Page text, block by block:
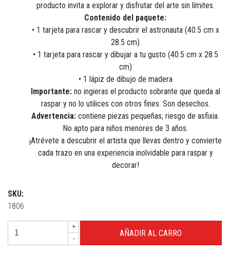
producto invita a explorar y disfrutar del arte sin límites.
Contenido del paquete:
• 1 tarjeta para rascar y descubrir el astronauta (40.5 cm x
28.5 cm)
• 1 tarjeta para rascar y dibujar a tu gusto (40.5 cm x 28.5
cm)
• 1 lápiz de dibujo de madera
Importante:no ingieras el producto sobrante que queda al
raspar y no lo utilices con otros fines. Son desechos.
Advertencia: contiene piezas pequeñas; riesgo de asfixia.
No apto para niños menores de 3 años.
¡Atrévete a descubrir el artista que llevas dentro y convierte
cada trazo en una experiencia inolvidable para raspar y
decorar!
SKU:
1806
+
-